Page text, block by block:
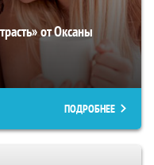
от Оксаны
ПОДРОБНЕЕ